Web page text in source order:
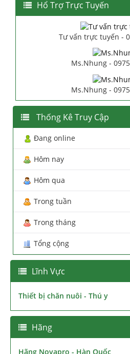
Hổ Trợ Trực Tuyến
Tư vấn trực tuyến -
Ms.Nhung -
Ms.Nhung -
Thống Kê Truy Cập
Đang online
Hôm nay
Hôm qua
Trong tuần
Trong tháng
Tổng cộng
Lĩnh Vực
Thiết bị chăn nuôi - Thú y
Hãng
Hãng Novapro - Hàn Quốc